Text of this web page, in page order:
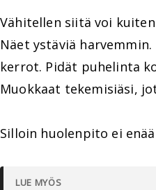
Vähitellen siitä voi
Näet ystäviä
kerrot. Pidät puhelinta
Muokkaat tekemisiäsi,
Silloin huolenpito ei
LUE MYÖS